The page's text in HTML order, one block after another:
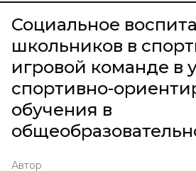
Социальное
школьников в
игровой команде в
спортивно-
обучения в
Автор